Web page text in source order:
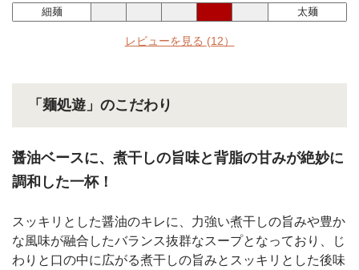
細麺 太麺
レビューを見る (12）
「麺処遊」のこだわり
醤油ベースに、煮干しの旨味と背脂の甘みが絶妙に
調和した一杯！
スッキリとした醤油のキレに、力強い煮干しの旨みや豊か
な風味が融合したバランス抜群なスープとなっており、じ
わりと口の中に広がる煮干しの旨みとスッキリとした後味